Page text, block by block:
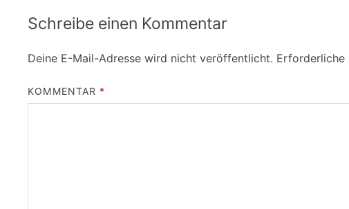
Schreibe einen Kommentar
Deine E-Mail-Adresse wird nicht veröffentlicht. Erforderliche
KOMMENTAR *